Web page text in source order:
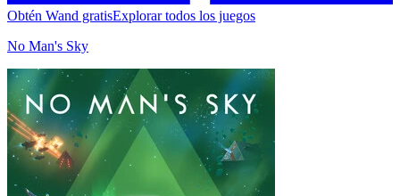
Obtén Wand gratisExplorar todos los juegos
No Man's Sky